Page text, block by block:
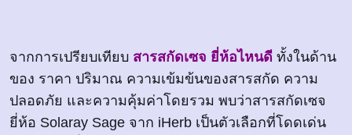
จากการเปรียบเทียบ สารสกัดเซจ ยี่ห้อไหนดี ทั้งในด้าน
ของ ราคา ปริมาณ ความเข้มข้นของสารสกัด ความ
ปลอดภัย และความคุ้มค่าโดยรวม พบว่าสารสกัดเซจ
ยี่ห้อ Solaray Sage จาก iHerb เป็นตัวเลือกที่โดดเด่น